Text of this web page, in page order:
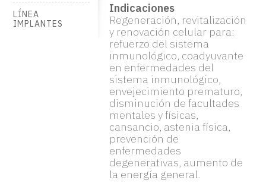
LÍNEA
IMPLANTES
Indicaciones
Regeneración, revitalización
y renovación celular para:
refuerzo del sistema
inmunológico, coadyuvante
en enfermedades del
sistema inmunológico,
envejecimiento prematuro,
disminución de facultades
mentales y físicas,
cansancio, astenia física,
prevención de
enfermedades
degenerativas, aumento de
la energía general.